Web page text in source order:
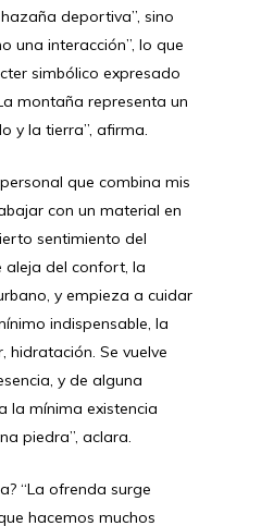
deportiva”, sino
una interacción”, lo que
simbólico expresado
montaña representa un
y la tierra”, afirma.
que combina mis
con un material en
sentimiento del
aleja del confort, la
y empieza a cuidar
indispensable, la
hidratación. Se vuelve
y de alguna
la mínima existencia
piedra”, aclara.
“La ofrenda surge
hacemos muchos